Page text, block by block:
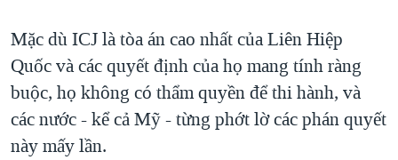
Mặc dù ICJ là tòa án cao nhất của Liên Hiệp
Quốc và các quyết định của họ mang tính ràng
buộc, họ không có thẩm quyền để thi hành, và
các nước - kể cả Mỹ - từng phớt lờ các phán quyết
này mấy lần.